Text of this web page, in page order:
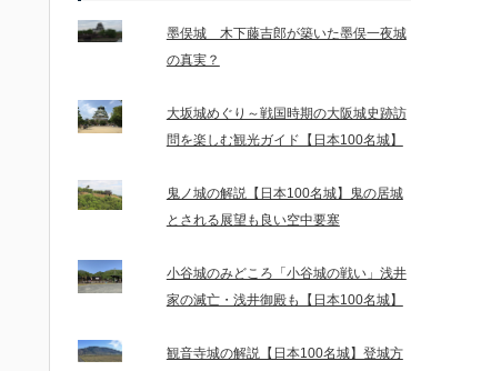
墨俣城 木下藤吉郎が築いた墨俣一夜城
の真実？
大坂城めぐり～戦国時期の大阪城史跡訪
問を楽しむ観光ガイド【日本100名城】
鬼ノ城の解説【日本100名城】鬼の居城
とされる展望も良い空中要塞
小谷城のみどころ「小谷城の戦い」浅井
家の滅亡・浅井御殿も【日本100名城】
観音寺城の解説【日本100名城】登城方